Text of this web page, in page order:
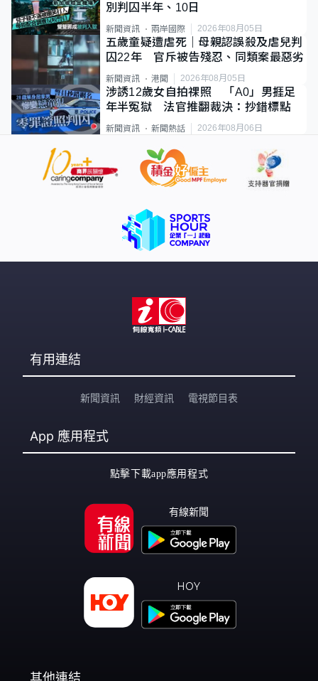
別判囚半年、10日
新聞資訊 兩岸國際 2026年08月05日
五歲童疑遭虐死｜母親認誤殺及虐兒判
囚22年 官斥被告殘忍、同類案最惡劣
新聞資訊 港聞 2026年08月05日
涉誘12歲女自拍祼照 「A0」男捱足
年半冤獄 法官推翻裁決：抄錯標點
新聞資訊 新聞熱話 2026年08月06日
有用連結
新聞資訊 財經資訊 電視節目表
App 應用程式
點擊下載app應用程式
有線新聞
HOY